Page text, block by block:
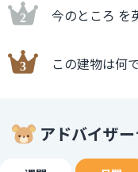
今のところ を
この建物は何
アドバイザ